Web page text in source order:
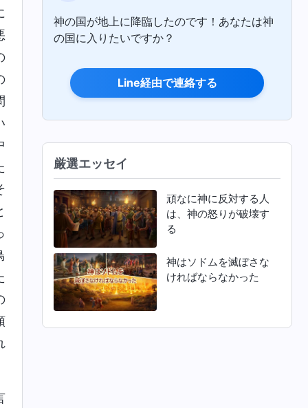
神の国が地上に降臨したのです！あなたは神
の国に入りたいですか？
Line経由で連絡する
厳選エッセイ
頑なに神に反対する人
は、神の怒りが破壊す
る
神はソドムを滅ぼさな
ければならなかった